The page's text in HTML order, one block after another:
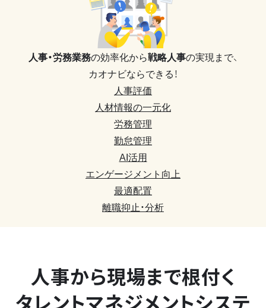
人事・労務業務の効率化から戦略人事の実現まで、
カオナビならできる！
人事評価
人材情報の一元化
労務管理
勤怠管理
AI活用
エンゲージメント向上
最適配置
離職抑止・分析
人事から現場まで根付く
タレントマネジメントシステ